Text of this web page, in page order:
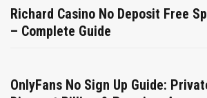
Richard Casino No Deposit Free
– Complete Guide
OnlyFans No Sign Up Guide: